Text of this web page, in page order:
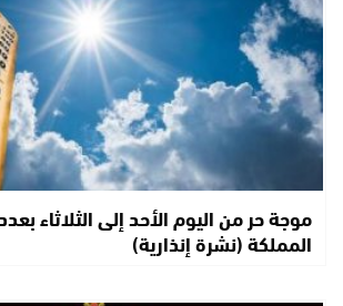
موجة حر من اليوم الأحد إلى الثلاثاء
المملكة (نشرة إنذارية)